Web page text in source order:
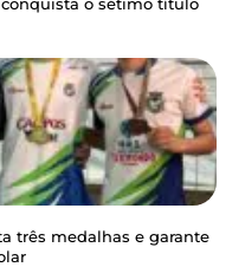
o sétimo título
três medalhas e garante